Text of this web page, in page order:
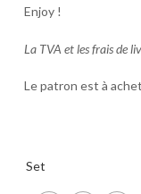
Enjoy !
La TVA et les frais de
Le patron est à
Set